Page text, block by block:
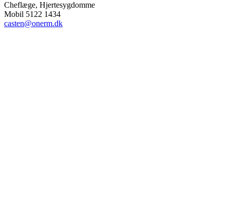
Cheflæge, Hjertesygdomme
Mobil 5122 1434
casten@onerm.dk